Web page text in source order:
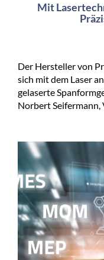
Mit
Der Hersteller von
sich mit dem Laser
gelaserte
Norbert Seifermann,